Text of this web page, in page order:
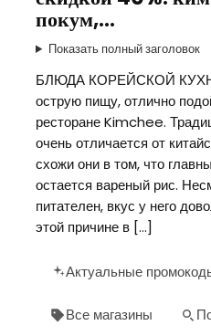
покум,…
Показать полный заголовок
БЛЮДА КОРЕЙСКОЙ
острую пищу, отлично
ресторане Kimchee.
очень отличается от
схожи они в том, что
остается вареный рис.
питателен, вкус у него
этой причине в […]
Актуальные
Все магазины